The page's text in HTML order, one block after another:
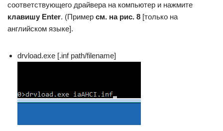
соответствующего драйвера на компьютер и нажмите
клавишу Enter. (Пример см. на рис. 8 [только на
английском языке].
drvload.exe [.inf path/filename]